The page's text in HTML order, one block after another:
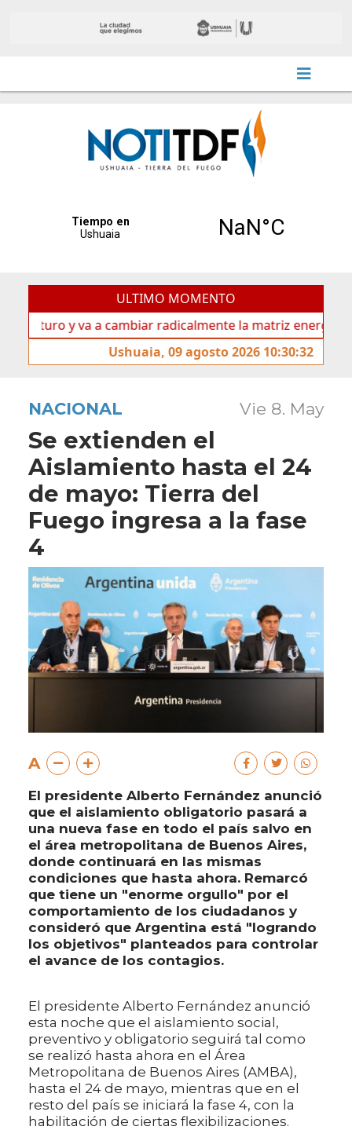
ULTIMO MOMENTO
va a cambiar radicalmente la matriz energética de
Ushuaia, 09 agosto 2026 10:30:32
NACIONAL Vie 8. May
Se extienden el
Aislamiento hasta el 24
de mayo: Tierra del
Fuego ingresa a la fase
4
A
El presidente Alberto Fernández anunció
que el aislamiento obligatorio pasará a
una nueva fase en todo el país salvo en
el área metropolitana de Buenos Aires,
donde continuará en las mismas
condiciones que hasta ahora. Remarcó
que tiene un "enorme orgullo" por el
comportamiento de los ciudadanos y
consideró que Argentina está "logrando
los objetivos" planteados para controlar
el avance de los contagios.
El presidente Alberto Fernández anunció
esta noche que el aislamiento social,
preventivo y obligatorio seguirá tal como
se realizó hasta ahora en el Área
Metropolitana de Buenos Aires (AMBA),
hasta el 24 de mayo, mientras que en el
resto del país se iniciará la fase 4, con la
habilitación de ciertas flexibilizaciones.